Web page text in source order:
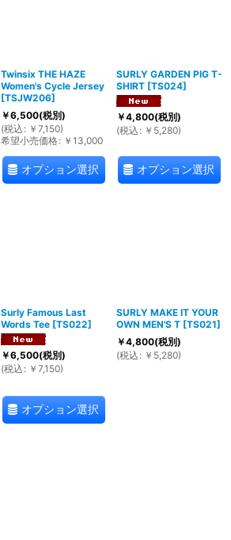
Twinsix THE HAZE
Women's Cycle Jersey
[TSJW206]
￥6,500(税別)
(税込 : ￥ 7,150)
希望小売価格: ￥ 13,000
オプション選択
SURLY GARDEN PIG T-
SHIRT [TS024]
￥4,800(税別)
(税込 : ￥ 5,280)
オプション選択
Surly Famous Last
Words Tee [TS022]
￥6,500(税別)
(税込 : ￥ 7,150)
オプション選択
SURLY MAKE IT YOUR
OWN MEN'S T [TS021]
￥4,800(税別)
(税込 : ￥ 5,280)